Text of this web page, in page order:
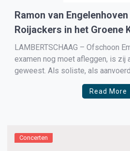
Ramon van Engelenhoven
Roijackers in het Groene
Lambertschaag
LAMBERTSCHAAG – Ofschoon
examen nog moet afleggen, is zij
geweest. Als soliste, als
het jonge maar al
Soloist (onder leiding van Lisa
Read More
Concerten